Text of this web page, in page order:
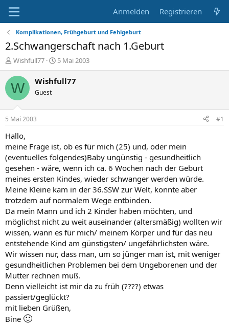
Anmelden Registrieren
Komplikationen, Frühgeburt und Fehlgeburt
2.Schwangerschaft nach 1.Geburt
E
r
s
t
l
e
r
Wishfull77
E
r
s
t
m
5 Mai 2003
W Wishfull77
Guest
5 Mai 2003 #1
Hallo,
meine Frage ist, ob es für mich (25) und, oder mein
(eventuelles folgendes)Baby ungünstig - gesundheitlich
gesehen - wäre, wenn ich ca. 6 Wochen nach der Geburt
meines ersten Kindes, wieder schwanger werden würde.
Meine Kleine kam in der 36.SSW zur Welt, konnte aber
trotzdem auf normalem Wege entbinden.
Da mein Mann und ich 2 Kinder haben möchten, und
möglichst nicht zu weit auseinander (altersmäßig) wollten wir
wissen, wann es für mich/ meinem Körper und für das neu
entstehende Kind am günstigsten/ ungefährlichsten wäre.
Wir wissen nur, dass man, um so jünger man ist, mit weniger
gesundheitlichen Problemen bei dem Ungeborenen und der
Mutter rechnen muß.
Denn vielleicht ist mir da zu früh (????) etwas
passiert/geglückt?
mit lieben Grüßen,
Bine 🙂